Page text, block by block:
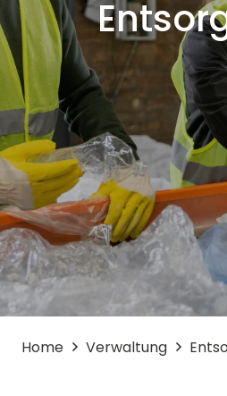
Home Verwaltung